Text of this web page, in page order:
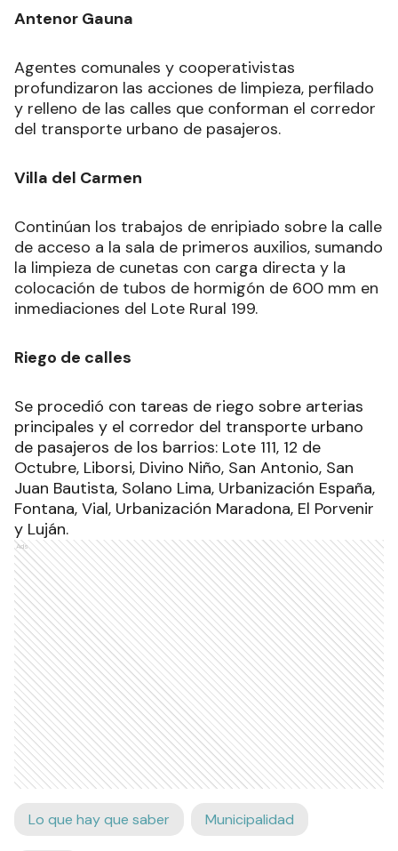
Antenor Gauna
Agentes comunales y cooperativistas
profundizaron las acciones de limpieza, perfilado
y relleno de las calles que conforman el corredor
del transporte urbano de pasajeros.
Villa del Carmen
Continúan los trabajos de enripiado sobre la calle
de acceso a la sala de primeros auxilios, sumando
la limpieza de cunetas con carga directa y la
colocación de tubos de hormigón de 600 mm en
inmediaciones del Lote Rural 199.
Riego de calles
Se procedió con tareas de riego sobre arterias
principales y el corredor del transporte urbano
de pasajeros de los barrios: Lote 111, 12 de
Octubre, Liborsi, Divino Niño, San Antonio, San
Juan Bautista, Solano Lima, Urbanización España,
Fontana, Vial, Urbanización Maradona, El Porvenir
y Luján.
Ads
Lo que hay que saber Municipalidad